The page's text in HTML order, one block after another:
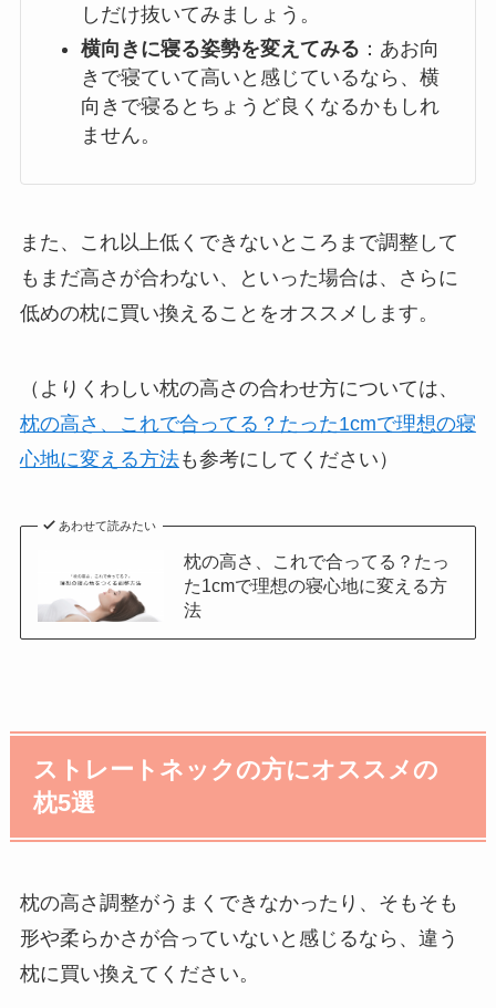
しだけ抜いてみましょう。
横向きに寝る姿勢を変えてみる ：あお向
きで寝ていて高いと感じているなら、横
向きで寝るとちょうど良くなるかもしれ
ません。
また、これ以上低くできないところまで調整して
もまだ高さが合わない、といった場合は、さらに
低めの枕に買い換えることをオススメします。
（よりくわしい枕の高さの合わせ方については、
枕の高さ、これで合ってる？たった1cmで理想の寝
心地に変える方法も参考にしてください）
あわせて読みたい
枕の高さ、これで合ってる？たっ
た1cmで理想の寝心地に変える方
法
ストレートネックの方にオススメの
枕5選
枕の高さ調整がうまくできなかったり、そもそも
形や柔らかさが合っていないと感じるなら、違う
枕に買い換えてください。